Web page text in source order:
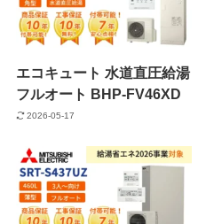
エコキュート 水道直圧給湯
フルオート BHP-FV46XD
2026-05-17